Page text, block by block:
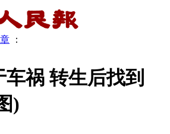
：
祸 转生后找到
)